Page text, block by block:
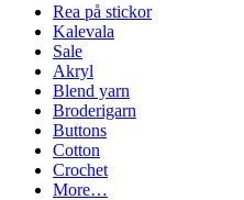
Rea på stickor
Kalevala
Sale
Akryl
Blend yarn
Broderigarn
Buttons
Cotton
Crochet
More…